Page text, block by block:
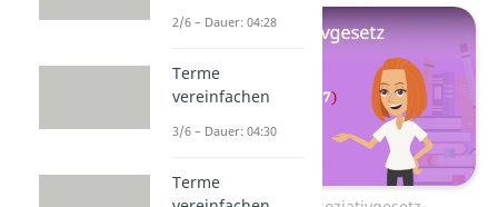
2/6 – Dauer: 04:28
Terme
vereinfachen
3/6 – Dauer: 04:30
Terme